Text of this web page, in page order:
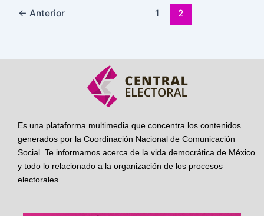
← Anterior 1 2
Es una plataforma multimedia que concentra los contenidos
generados por la Coordinación Nacional de Comunicación
Social. Te informamos acerca de la vida democrática de México
y todo lo relacionado a la organización de los procesos
electorales